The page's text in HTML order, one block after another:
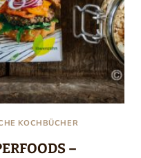
KOCHBÜCHER
–